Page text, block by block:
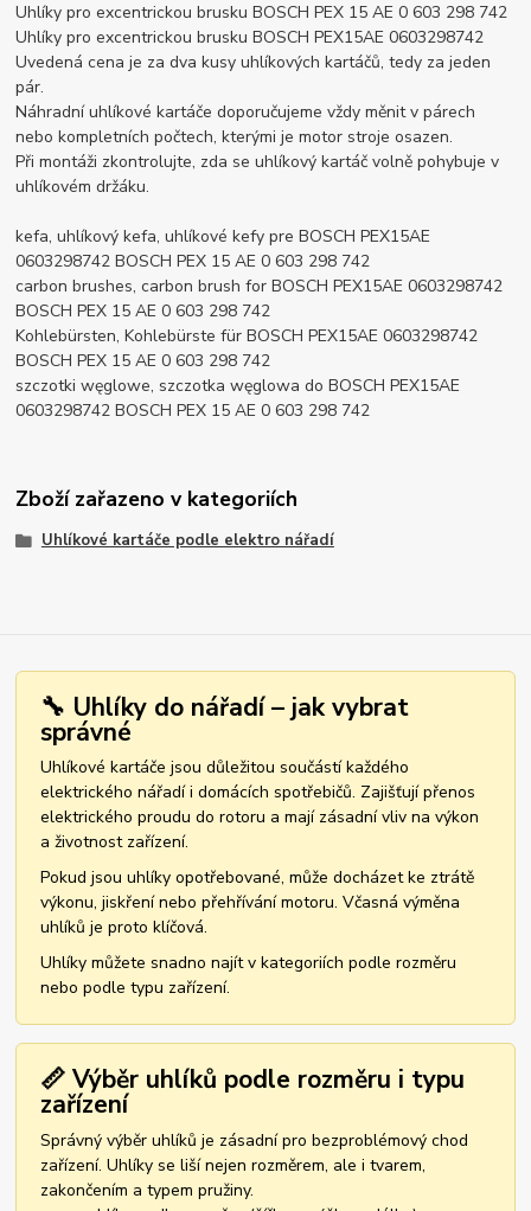
Uhlíky pro excentrickou brusku BOSCH PEX 15 AE 0 603 298 742
Uhlíky pro excentrickou brusku BOSCH PEX15AE 0603298742
Uvedená cena je za dva kusy uhlíkových kartáčů, tedy za jeden
pár.
Náhradní uhlíkové kartáče doporučujeme vždy měnit v párech
nebo kompletních počtech, kterými je motor stroje osazen.
Při montáži zkontrolujte, zda se uhlíkový kartáč volně pohybuje v
uhlíkovém držáku.
kefa, uhlíkový kefa, uhlíkové kefy pre BOSCH PEX15AE
0603298742 BOSCH PEX 15 AE 0 603 298 742
carbon brushes, carbon brush for BOSCH PEX15AE 0603298742
BOSCH PEX 15 AE 0 603 298 742
Kohlebürsten, Kohlebürste für BOSCH PEX15AE 0603298742
BOSCH PEX 15 AE 0 603 298 742
szczotki węglowe, szczotka węglowa do BOSCH PEX15AE
0603298742 BOSCH PEX 15 AE 0 603 298 742
Zboží zařazeno v kategoriích
Uhlíkové kartáče podle elektro nářadí
🔧 Uhlíky do nářadí – jak vybrat
správné
Uhlíkové kartáče jsou důležitou součástí každého
elektrického nářadí i domácích spotřebičů. Zajišťují přenos
elektrického proudu do rotoru a mají zásadní vliv na výkon
a životnost zařízení.
Pokud jsou uhlíky opotřebované, může docházet ke ztrátě
výkonu, jiskření nebo přehřívání motoru. Včasná výměna
uhlíků je proto klíčová.
Uhlíky můžete snadno najít v kategoriích podle rozměru
nebo podle typu zařízení.
📏 Výběr uhlíků podle rozměru i typu
zařízení
Správný výběr uhlíků je zásadní pro bezproblémový chod
zařízení. Uhlíky se liší nejen rozměrem, ale i tvarem,
zakončením a typem pružiny.